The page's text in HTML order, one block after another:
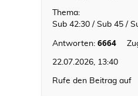
Thema:
Sub 42:30 / Sub 45 /
Antworten: 6664
22.07.2026, 13:40
Rufe den Beitrag auf